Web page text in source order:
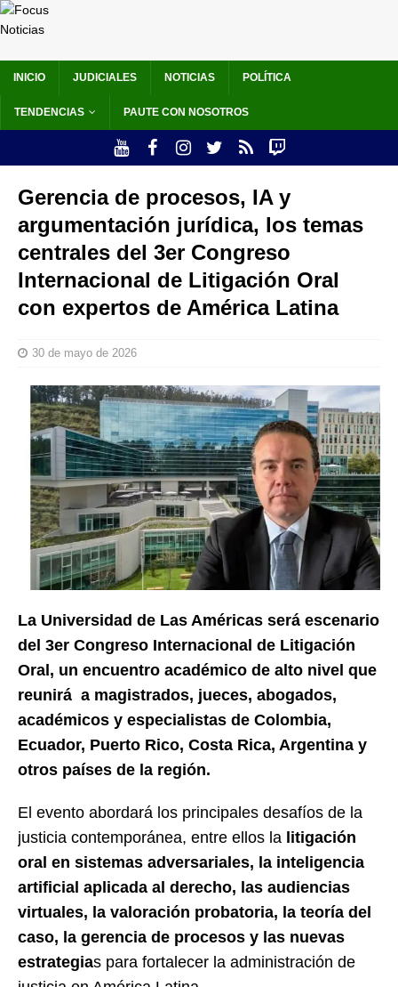
INICIO JUDICIALES NOTICIAS POLÍTICA
TENDENCIAS PAUTE CON NOSOTROS
Gerencia de procesos, IA y
argumentación jurídica, los temas
centrales del 3er Congreso
Internacional de Litigación Oral
con expertos de América Latina
30 de mayo de 2026
La Universidad de Las Américas será escenario
del 3er Congreso Internacional de Litigación
Oral, un encuentro académico de alto nivel que
reunirá a magistrados, jueces, abogados,
académicos y especialistas de Colombia,
Ecuador, Puerto Rico, Costa Rica, Argentina y
otros países de la región.
El evento abordará los principales desafíos de la
justicia contemporánea, entre ellos la litigación
oral en sistemas adversariales, la inteligencia
artificial aplicada al derecho, las audiencias
virtuales, la valoración probatoria, la teoría del
caso, la gerencia de procesos y las nuevas
estrategias para fortalecer la administración de